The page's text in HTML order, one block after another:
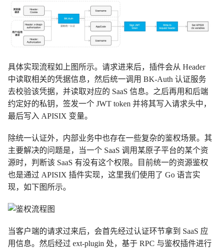
具体实现流程如上图所示。请求进来后，插件会从 Header
中读取相关的凭据信息，然后统一调用 BK-Auth 认证服务
去校验该凭据，并读取对应的 SaaS 信息。之后再用和后端
约定好的私钥，签发一个 JWT token 并将其写入请求头中，
最后写入 APISIX 变量。
除统一认证外，内部业务中也存在一些复杂的鉴权场景。其
主要解决的问题是，当一个 SaaS 调用某原子平台的某个资
源时，判断该 SaaS 有没有这个权限。目前统一的资源鉴权
也是通过 APISIX 插件实现，这里我们使用了 Go 语言实
现，如下图所示。
当客户端的请求过来后，会首先经过认证环节拿到 SaaS 应
用信息。然后经过 ext-plugin 处，基于 RPC 与鉴权插件进行